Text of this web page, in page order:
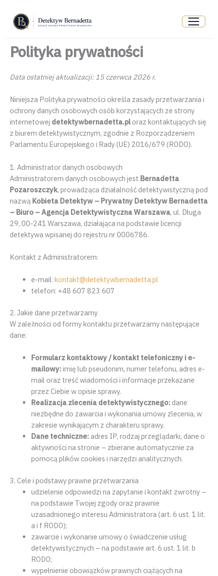
treści
Polityka prywatności
Data ostatniej aktualizacji: 15 czerwca 2026 r.
Niniejsza Polityka prywatności określa zasady przetwarzania i
ochrony danych osobowych osób korzystających ze strony
internetowej detektywbernadetta.ploraz kontaktujących się
z biurem detektywistycznym, zgodnie z Rozporządzeniem
Parlamentu Europejskiego i Rady (UE) 2016/679 (RODO).
1. Administrator danych osobowych
Administratorem danych osobowych jest Bernadetta
Pozaroszczyk, prowadząca działalność detektywistyczną pod
nazwą Kobieta Detektyw – Prywatny Detektyw Bernadetta
– Biuro – Agencja Detektywistyczna Warszawa, ul. Długa
29, 00-241 Warszawa, działająca na podstawie licencji
detektywa wpisanej do rejestru nr 0006786.
Kontakt z Administratorem:
e-mail: kontakt@detektywbernadetta.pl
telefon: +48 607 823 607
2. Jakie dane przetwarzamy
W zależności od formy kontaktu przetwarzamy następujące
dane:
Formularz kontaktowy / kontakt telefoniczny i e-
mailowy:imię lub pseudonim, numer telefonu, adres e-
mail oraz treść wiadomości i informacje przekazane
przez Ciebie w opisie sprawy.
Realizacja zlecenia detektywistycznego:dane
niezbędne do zawarcia i wykonania umowy zlecenia, w
zakresie wynikającym z charakteru sprawy.
Dane techniczne:adres IP, rodzaj przeglądarki, dane o
aktywności na stronie – zbierane automatycznie za
pomocą plików cookies i narzędzi analitycznych.
3. Cele i podstawy prawne przetwarzania
udzielenie odpowiedzi na zapytanie i kontakt zwrotny –
na podstawie Twojej zgody oraz prawnie
uzasadnionego interesu Administratora (art. 6 ust. 1 lit.
a i f RODO);
zawarcie i wykonanie umowy o świadczenie usług
detektywistycznych – na podstawie art. 6 ust. 1 lit. b
RODO;
wypełnienie obowiązków prawnych ciążących na